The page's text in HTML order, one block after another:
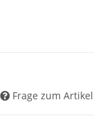
Frage zum Artikel